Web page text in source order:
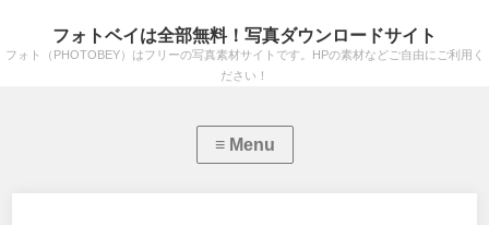
フォトベイは全部無料！写真ダウンロードサイト
フォト（PHOTOBEY）はフリーの写真素材サイトです。HPの素材などご自由にご利用く
ださい！